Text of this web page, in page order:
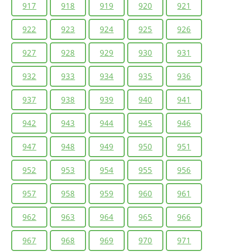
917 918 919 920 921
922 923 924 925 926
927 928 929 930 931
932 933 934 935 936
937 938 939 940 941
942 943 944 945 946
947 948 949 950 951
952 953 954 955 956
957 958 959 960 961
962 963 964 965 966
967 968 969 970 971